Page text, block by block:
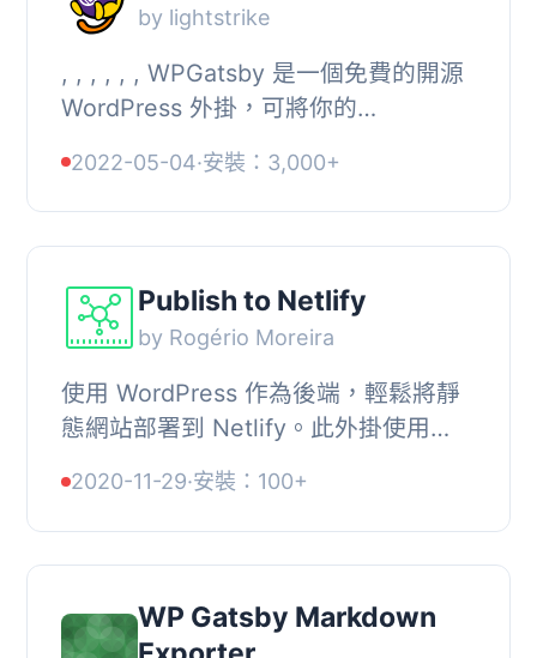
by lightstrike
, , , , , , WPGatsby 是一個免費的開源
WordPress 外掛，可將你的
來源。, 此外，此外掛必須與 gatsby-
source-w...
2022-05-04·安裝：3,000+
Publish to Netlify
by Rogério Moreira
使用 WordPress 作為後端，輕鬆將靜
態網站部署到 Netlify。此外掛使用
您的靜態網站。
2020-11-29·安裝：100+
WP Gatsby Markdown